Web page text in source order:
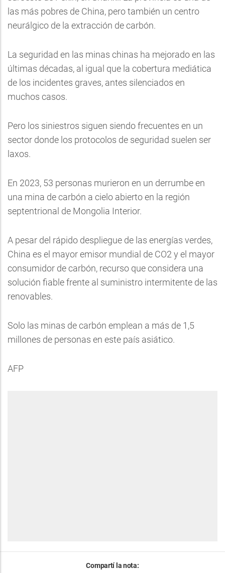
las más pobres de China, pero también un centro
neurálgico de la extracción de carbón.
La seguridad en las minas chinas ha mejorado en las
últimas décadas, al igual que la cobertura mediática
de los incidentes graves, antes silenciados en
muchos casos.
Pero los siniestros siguen siendo frecuentes en un
sector donde los protocolos de seguridad suelen ser
laxos.
En 2023, 53 personas murieron en un derrumbe en
una mina de carbón a cielo abierto en la región
septentrional de Mongolia Interior.
A pesar del rápido despliegue de las energías verdes,
China es el mayor emisor mundial de CO2 y el mayor
consumidor de carbón, recurso que considera una
solución fiable frente al suministro intermitente de las
renovables.
Solo las minas de carbón emplean a más de 1,5
millones de personas en este país asiático.
AFP
Compartí la nota: